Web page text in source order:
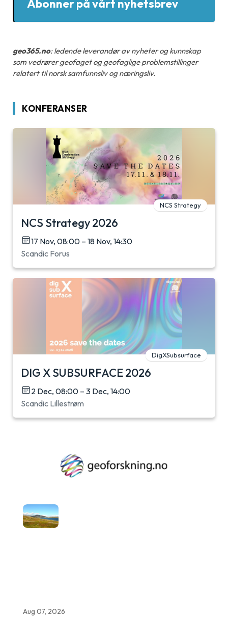
Abonner på vårt nyhetsbrev
geo365.no: ledende leverandør av nyheter og kunnskap
som vedrører geofaget og geofaglige problemstillinger
relatert til norsk samfunnsliv og næringsliv.
KONFERANSER
NCS Strategy
NCS Strategy 2026
17 Nov, 08:00 – 18 Nov, 14:30
Scandic Forus
DigXSubsurface
DIG X SUBSURFACE 2026
2 Dec, 08:00 – 3 Dec, 14:00
Scandic Lillestrøm
Aug 07, 2026